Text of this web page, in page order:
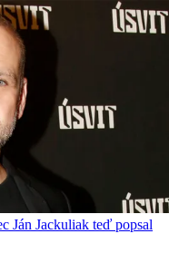
Ján Jackuliak teď popsal